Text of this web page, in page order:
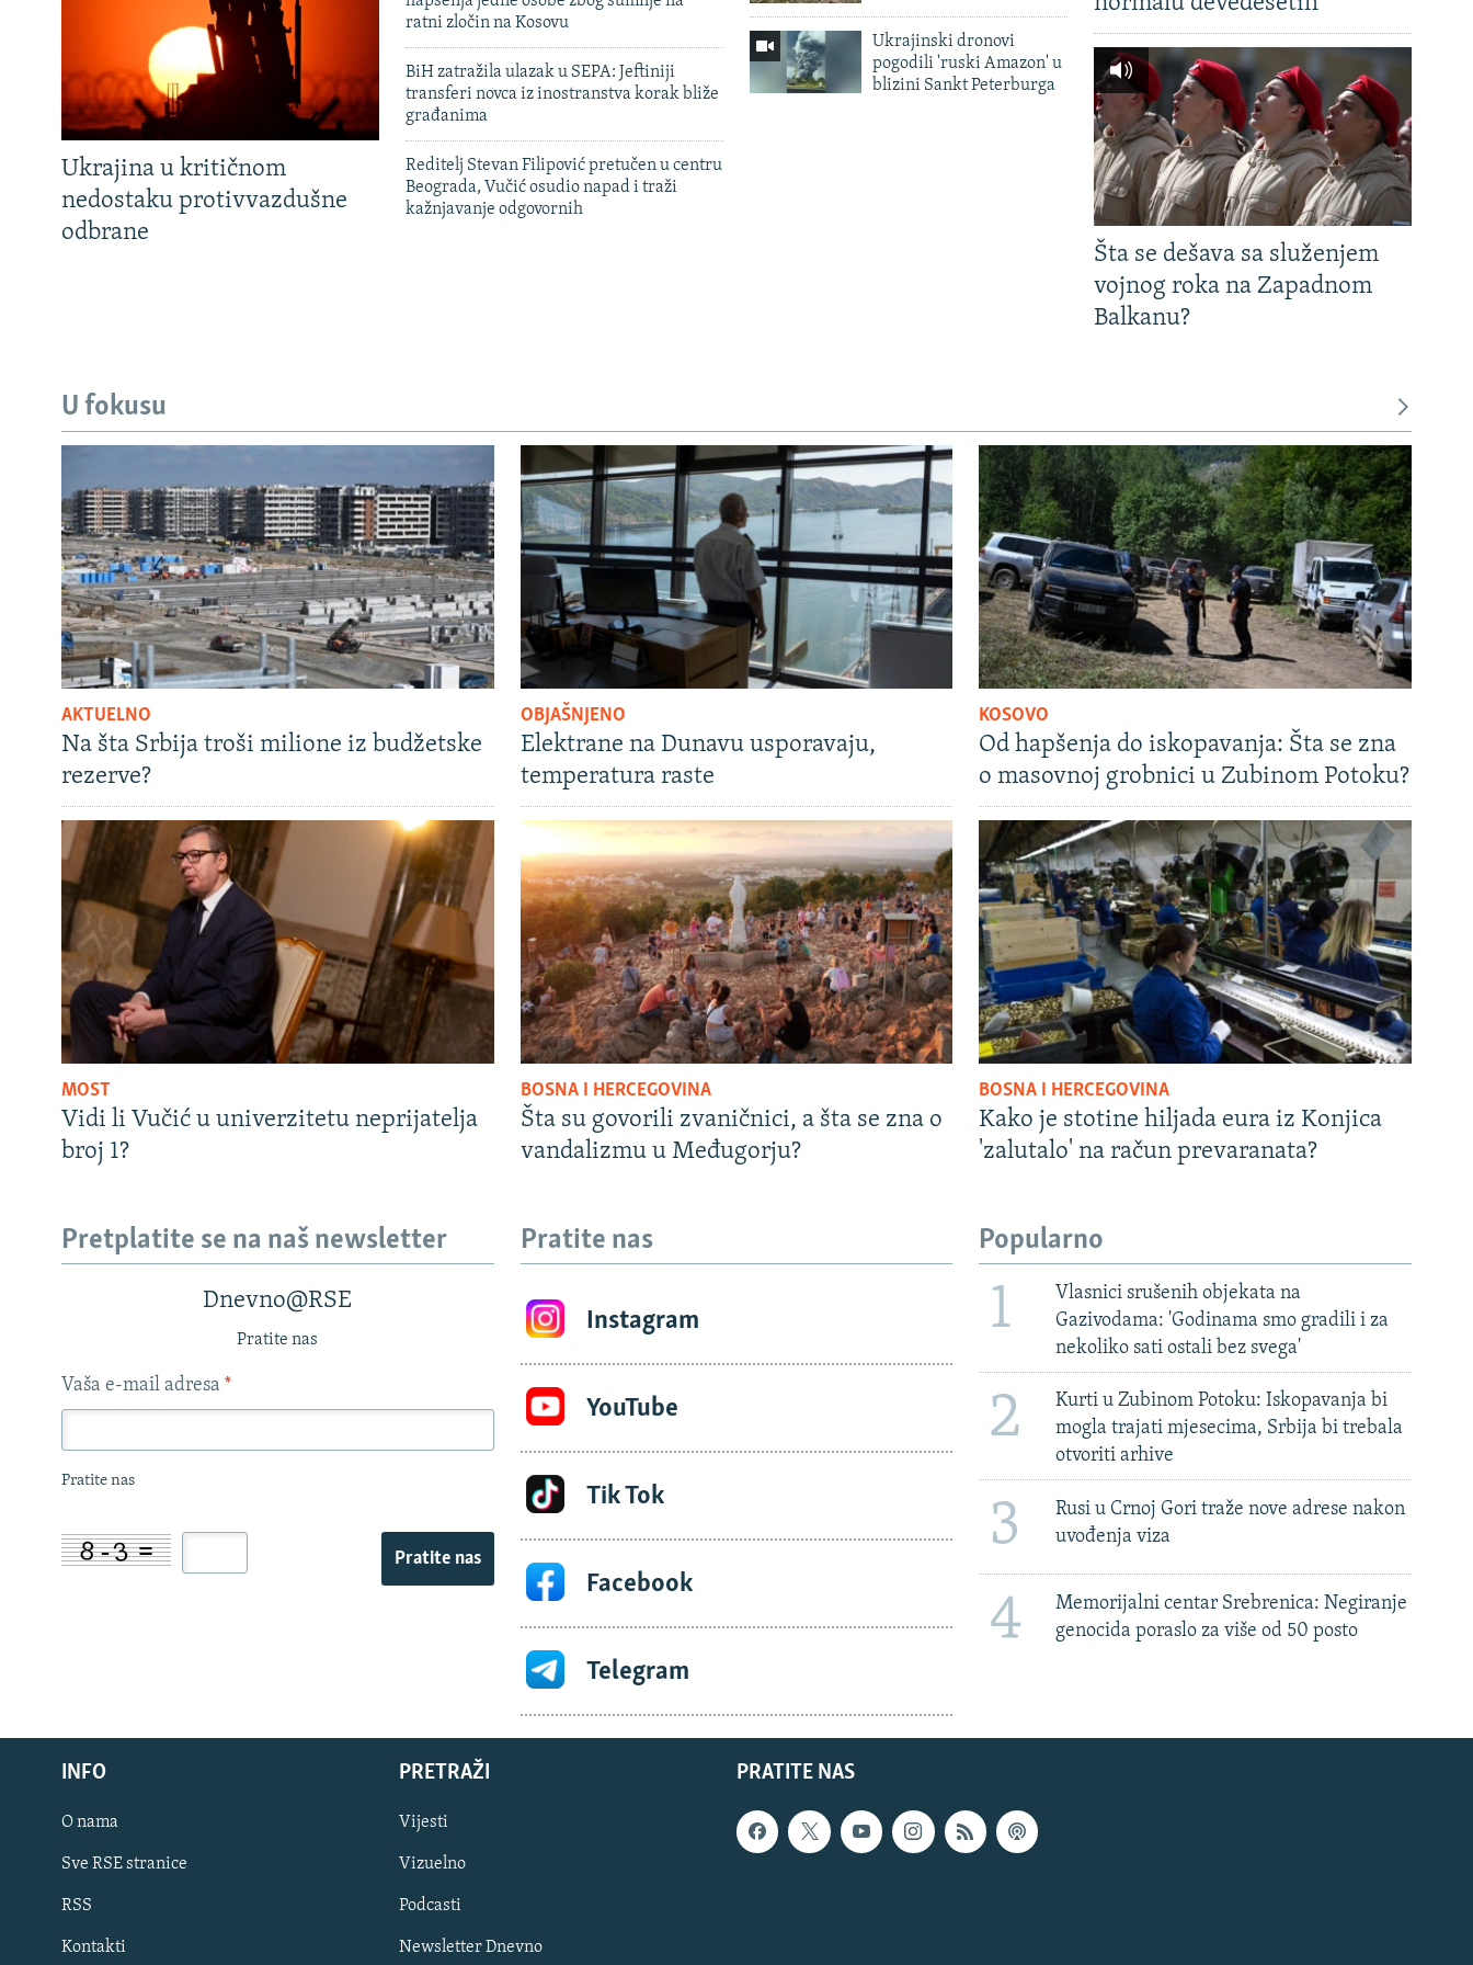
Ukrajina u kritičnom
nedostaku protivvazdušne
odbrane
ratni zločin na Kosovu
BiH zatražila ulazak u SEPA: Jeftiniji
transferi novca iz inostranstva korak bliže
građanima
Reditelj Stevan Filipović pretučen u centru
Beograda, Vučić osudio napad i traži
kažnjavanje odgovornih
Ukrajinski dronovi
pogodili 'ruski Amazon' u
blizini Sankt Peterburga
Šta se dešava sa služenjem
vojnog roka na Zapadnom
Balkanu?
U fokusu
AKTUELNO
Na šta Srbija troši milione iz budžetske
rezerve?
OBJAŠNJENO
Elektrane na Dunavu usporavaju,
temperatura raste
KOSOVO
Od hapšenja do iskopavanja: Šta se zna
o masovnoj grobnici u Zubinom Potoku?
MOST
Vidi li Vučić u univerzitetu neprijatelja
broj 1?
BOSNA I HERCEGOVINA
Šta su govorili zvaničnici, a šta se zna o
vandalizmu u Međugorju?
BOSNA I HERCEGOVINA
Kako je stotine hiljada eura iz Konjica
'zalutalo' na račun prevaranata?
Pretplatite se na naš newsletter
Dnevno@RSE
Pratite nas
Vaša e-mail adresa *
Pratite nas
Pratite nas
Pratite nas
Instagram
YouTube
Tik Tok
Facebook
Telegram
Popularno
1
Vlasnici srušenih objekata na
Gazivodama: 'Godinama smo gradili i za
nekoliko sati ostali bez svega'
2
Kurti u Zubinom Potoku: Iskopavanja bi
mogla trajati mjesecima, Srbija bi trebala
otvoriti arhive
3
Rusi u Crnoj Gori traže nove adrese nakon
uvođenja viza
4
Memorijalni centar Srebrenica: Negiranje
genocida poraslo za više od 50 posto
PRATITE NAS
INFO
O nama
Sve RSE stranice
RSS
Kontakti
PRETRAŽI
Vijesti
Vizuelno
Podcasti
Newsletter Dnevno